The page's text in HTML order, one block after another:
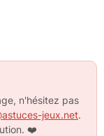
n'hésitez pas
jeux.net.
❤️